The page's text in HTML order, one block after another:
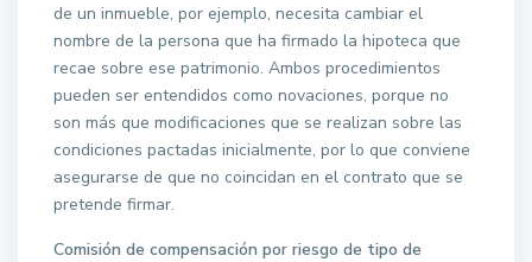
de un inmueble, por ejemplo, necesita cambiar el
nombre de la persona que ha firmado la hipoteca que
recae sobre ese patrimonio. Ambos procedimientos
pueden ser entendidos como novaciones, porque no
son más que modificaciones que se realizan sobre las
condiciones pactadas inicialmente, por lo que conviene
asegurarse de que no coincidan en el contrato que se
pretende firmar.
Comisión de compensación por riesgo de tipo de